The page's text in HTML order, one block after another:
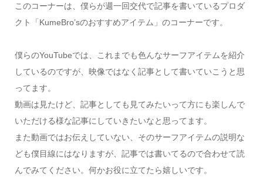
このコーナーは、僕らが週一回交代で記事を書いているプロダ
クト「KumeBro’sのおすすめアイテム」のコーナーです。
僕らのYouTubeでは、これまでも色んなサーフアイテムを紹介
しているのですが、映像ではなく記事として書いていこうと思
ってます。
動画は見たけど、記事としても見てみたいって方にも楽しんで
いただける様な記事にしていきたいなと思ってます。
また動画ではお伝えしていない、そのサーフアイテムの説明な
ども僕目線にはなりますが、記事では書いてるので合わせて読
んでみてください。何かお役に立てたら嬉しいです。